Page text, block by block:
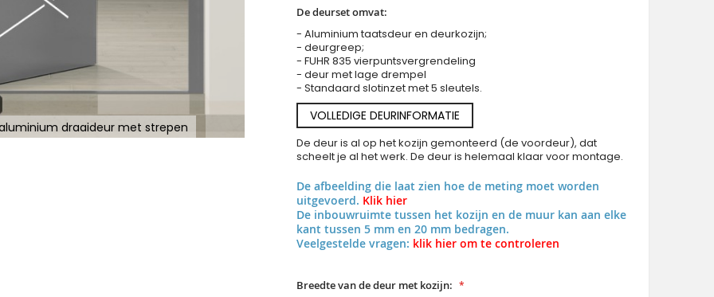
draaideur met strepen PIVOT Vario-inox - aluminium draaideur met
De deurset omvat:
- Aluminium taatsdeur en deurkozijn;
- deurgreep;
- FUHR 835 vierpuntsvergrendeling
- deur met lage drempel
- Standaard slotinzet met 5 sleutels.
VOLLEDIGE DEURINFORMATIE
De deur is al op het kozijn gemonteerd (de voordeur), dat
scheelt je al het werk. De deur is helemaal klaar voor montage.
De afbeelding die laat zien hoe de meting moet worden
uitgevoerd. Klik hier
De inbouwruimte tussen het kozijn en de muur kan aan elke
kant tussen 5 mm en 20 mm bedragen.
Veelgestelde vragen: klik hier om te controleren
Breedte van de deur met kozijn: